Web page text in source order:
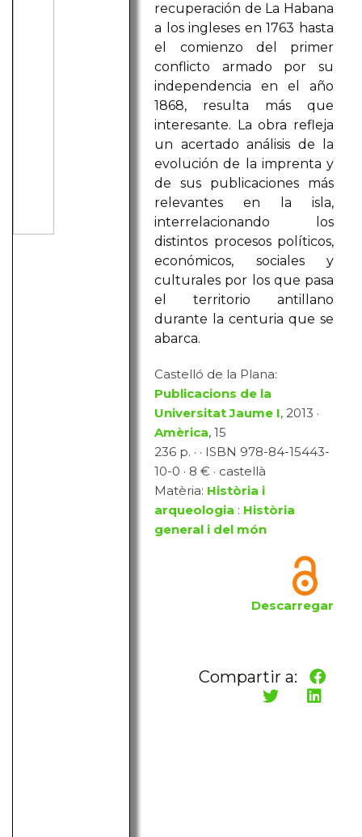
recuperación de La Habana
a los ingleses en 1763 hasta
el comienzo del primer
conflicto armado por su
independencia en el año
1868, resulta más que
interesante. La obra refleja
un acertado análisis de la
evolución de la imprenta y
de sus publicaciones más
relevantes en la isla,
interrelacionando los
distintos procesos políticos,
económicos, sociales y
culturales por los que pasa
el territorio antillano
durante la centuria que se
abarca.
Castelló de la Plana:
Publicacions de la
Universitat Jaume I, 2013 ·
Amèrica, 15
236 p. · · ISBN 978-84-15443-
10-0 · 8 € · castellà
Matèria: Història i
arqueologia : Història
general i del món
Descarregar
Compartir a: